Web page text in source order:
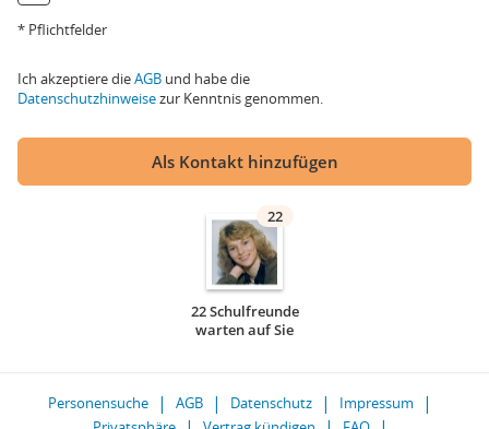
* Pflichtfelder
Ich akzeptiere dieAGB und habe die
Datenschutzhinweisezur Kenntnis genommen.
Als Kontakt hinzufügen
22
22 Schulfreunde
warten auf Sie
Personensuche AGB Datenschutz
Impressum